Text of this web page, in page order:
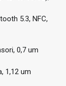
5.3, NFC,
0,7 um
1,12 um